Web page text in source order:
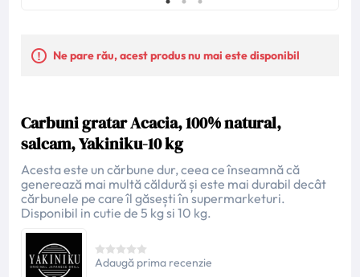
Ne pare rău, acest produs nu mai este disponibil
Carbuni gratar Acacia, 100% natural,
salcam, Yakiniku-10 kg
Acesta este un cărbune dur, ceea ce înseamnă că
generează mai multă căldură și este mai durabil decât
cărbunele pe care îl găsești în supermarketuri.
Disponibil in cutie de 5 kg si 10 kg.
Adaugă prima recenzie